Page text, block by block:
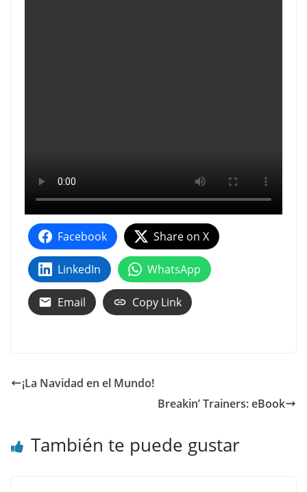
Facebook Share on X
LinkedIn WhatsApp
Email Copy Link
¡La Navidad en el Mundo!
Breakin’ Trainers: eBook
También te puede gustar